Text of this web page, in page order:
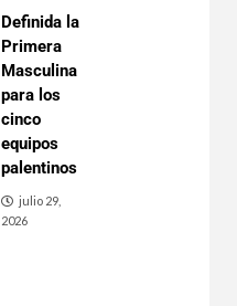
Definida la
Primera
Masculina
para los
cinco
equipos
palentinos
julio 29,
2026